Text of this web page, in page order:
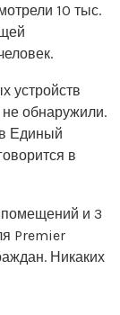
10 тыс.
устройств
обнаружили.
Единый
в
помещений и 3
Premier
Никаких